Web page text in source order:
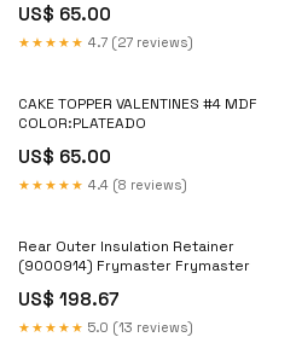
US$ 65.00
★★★★★ 4.7 (27 reviews)
CAKE TOPPER VALENTINES #4 MDF
COLOR:PLATEADO
US$ 65.00
★★★★★ 4.4 (8 reviews)
Rear Outer Insulation Retainer
(9000914) Frymaster Frymaster
US$ 198.67
★★★★★ 5.0 (13 reviews)